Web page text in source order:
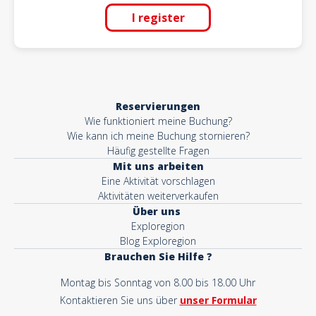
La visite est très bien expliqué du début à la fin. Merci aux bénévoles
d'avoir répondu à nos questions. Merci aux bénévoles de rendre
I register
Reservierungen
Wie funktioniert meine Buchung?
Wie kann ich meine Buchung stornieren?
Häufig gestellte Fragen
Mit uns arbeiten
Eine Aktivität vorschlagen
Aktivitäten weiterverkaufen
Über uns
Exploregion
Blog Exploregion
Brauchen Sie Hilfe ?
Montag bis Sonntag von 8.00 bis 18.00 Uhr
Kontaktieren Sie uns über unser Formular